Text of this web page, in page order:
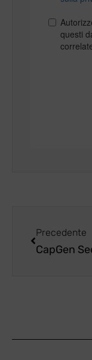
Precedente